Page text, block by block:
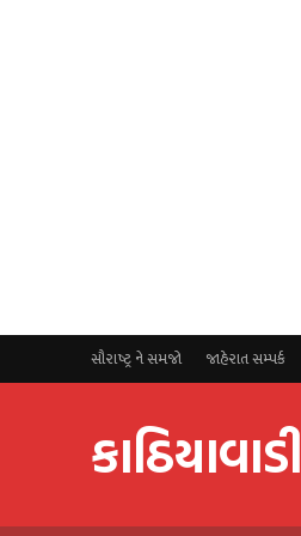
સૌરાષ્ટ્ર ને સમજો જાહેરાત સમ્પર્ક